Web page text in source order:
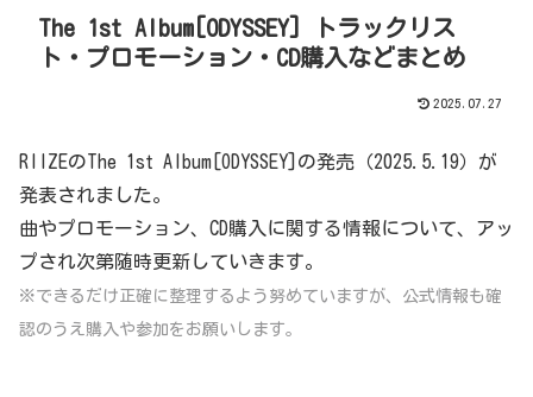
The 1st Album[ODYSSEY] トラックリス
ト・プロモーション・CD購入などまとめ
2025.07.27
RIIZEのThe 1st Album[ODYSSEY]の発売（2025.5.19）が
発表されました。
曲やプロモーション、CD購入に関する情報について、アッ
プされ次第随時更新していきます。
※できるだけ正確に整理するよう努めていますが、公式情報も確
認のうえ購入や参加をお願いします。